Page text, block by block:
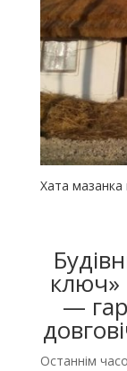
Хата мазанка
ключ»
—
Останнім